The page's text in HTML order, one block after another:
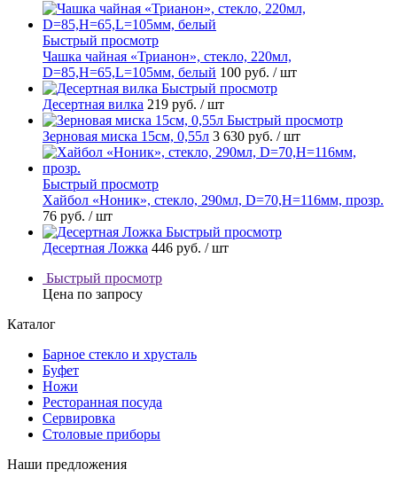
Быстрый просмотр
Чашка чайная «Трианон», стекло, 220мл,
D=85,H=65,L=105мм, белый 100 руб. / шт
Быстрый просмотр
Десертная вилка 219 руб. / шт
Быстрый просмотр
Зерновая миска 15см, 0,55л 3 630 руб. / шт
Быстрый просмотр
Хайбол «Ноник», стекло, 290мл, D=70,H=116мм, прозр.
76 руб. / шт
Быстрый просмотр
Десертная Ложка 446 руб. / шт
Быстрый просмотр
Цена по запросу
Каталог
Барное стекло и хрусталь
Буфет
Ножи
Ресторанная посуда
Сервировка
Столовые приборы
Наши предложения